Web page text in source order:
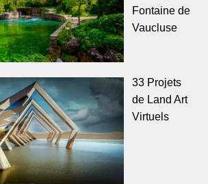
Fontaine de
Vaucluse
33 Projets
de Land Art
Virtuels